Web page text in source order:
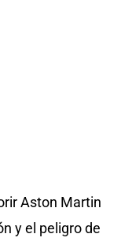
Aston Martin
y el peligro de